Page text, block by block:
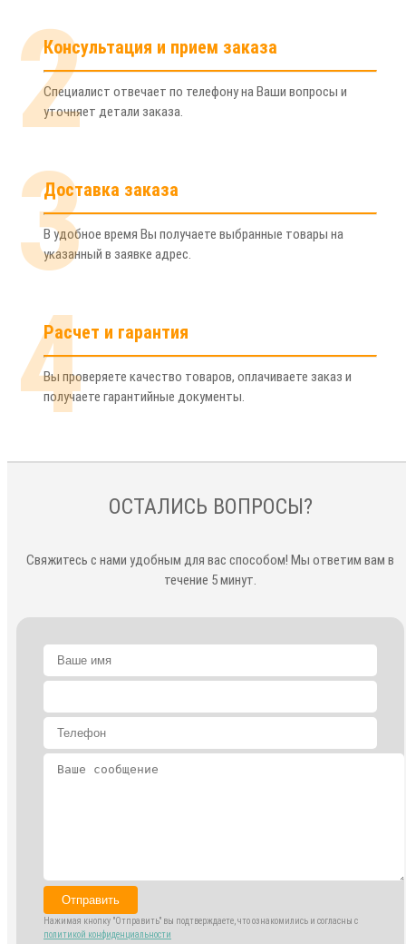
2
Консультация и прием заказа
Специалист отвечает по телефону на Ваши вопросы и
уточняет детали заказа.
3
Доставка заказа
В удобное время Вы получаете выбранные товары на
указанный в заявке адрес.
4
Расчет и гарантия
Вы проверяете качество товаров, оплачиваете заказ и
получаете гарантийные документы.
ОСТАЛИСЬ ВОПРОСЫ?
Свяжитесь с нами удобным для вас способом! Мы ответим вам в
течение 5 минут.
Отправить
Нажимая кнопку "Отправить" вы подтверждаете, что ознакомились и согласны с
политикой конфиденциальности